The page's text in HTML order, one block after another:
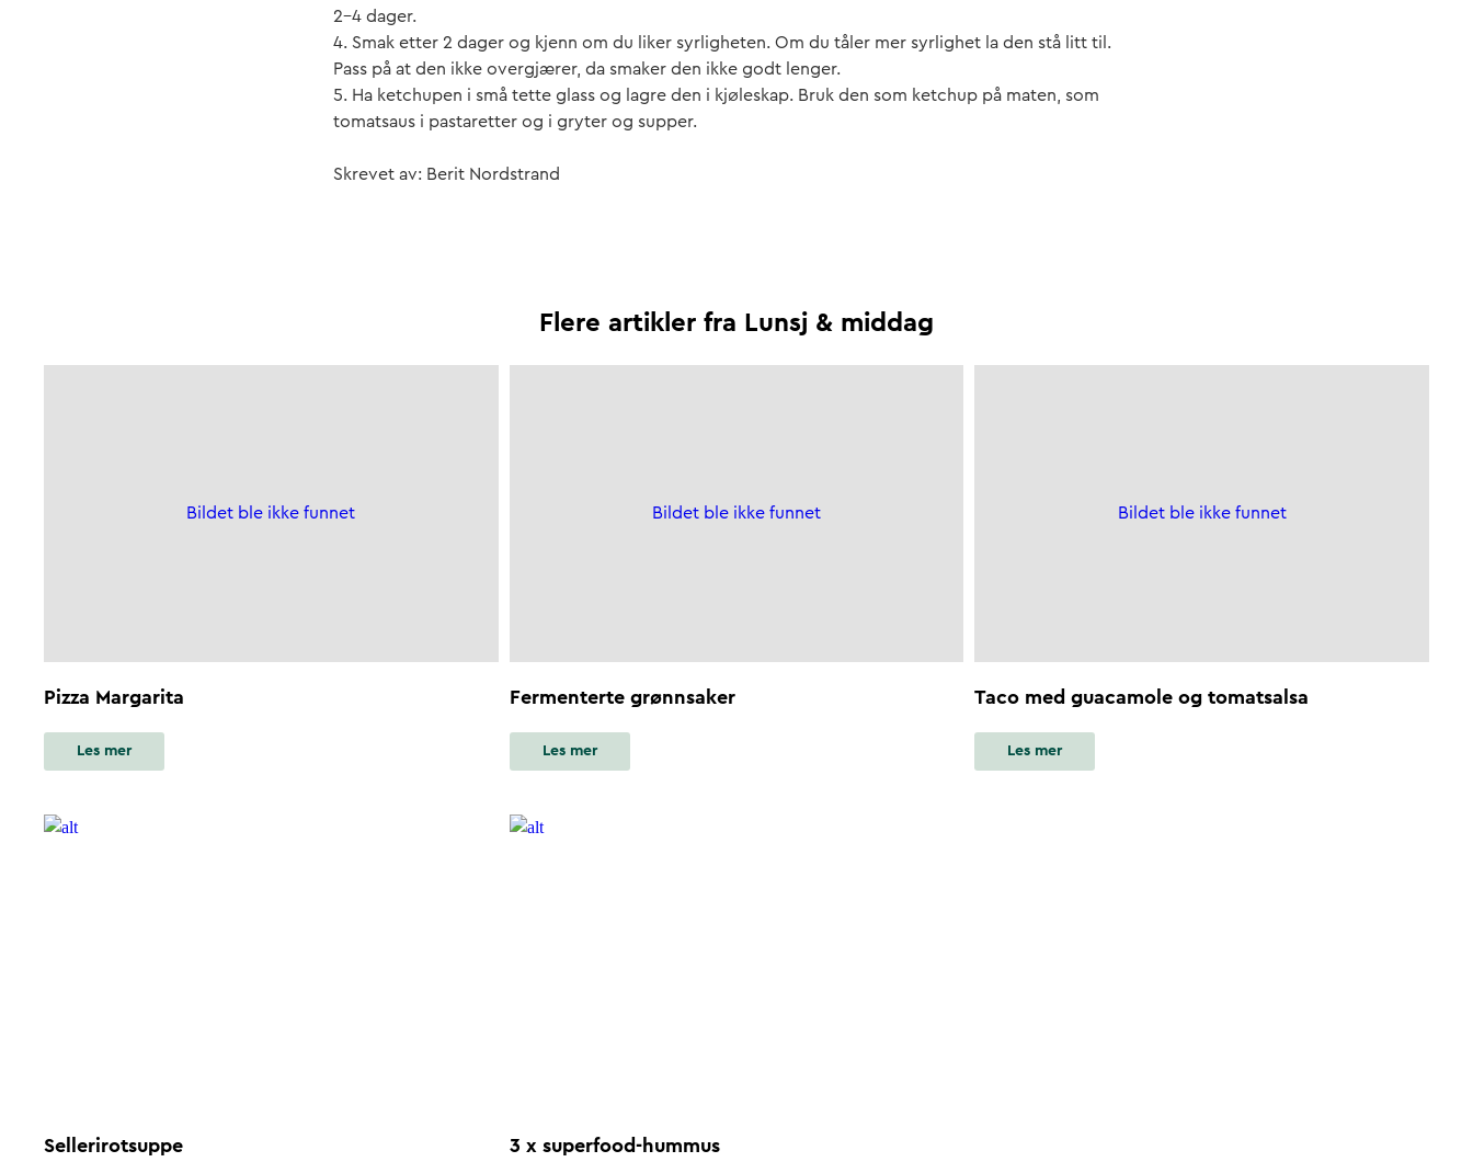
2-4 dager.
4. Smak etter 2 dager og kjenn om du liker syrligheten. Om du tåler mer syrlighet la den stå litt til.
Pass på at den ikke overgjærer, da smaker den ikke godt lenger.
5. Ha ketchupen i små tette glass og lagre den i kjøleskap. Bruk den som ketchup på maten, som
tomatsaus i pastaretter og i gryter og supper.
Skrevet av: Berit Nordstrand
Flere artikler fra Lunsj & middag
Bildet ble ikke funnet
Pizza Margarita
Les mer
Bildet ble ikke funnet
Fermenterte grønnsaker
Les mer
Bildet ble ikke funnet
Taco med guacamole og tomatsalsa
Les mer
Sellerirotsuppe 3 x superfood-hummus